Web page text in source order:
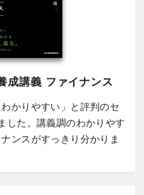
成講義 ファイナンス
かりやすい」と評判のセ
した。講義調のわかりやす
ンスがすっきり分かりま